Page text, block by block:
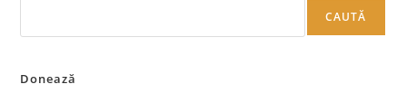
CAUTĂ
Donează